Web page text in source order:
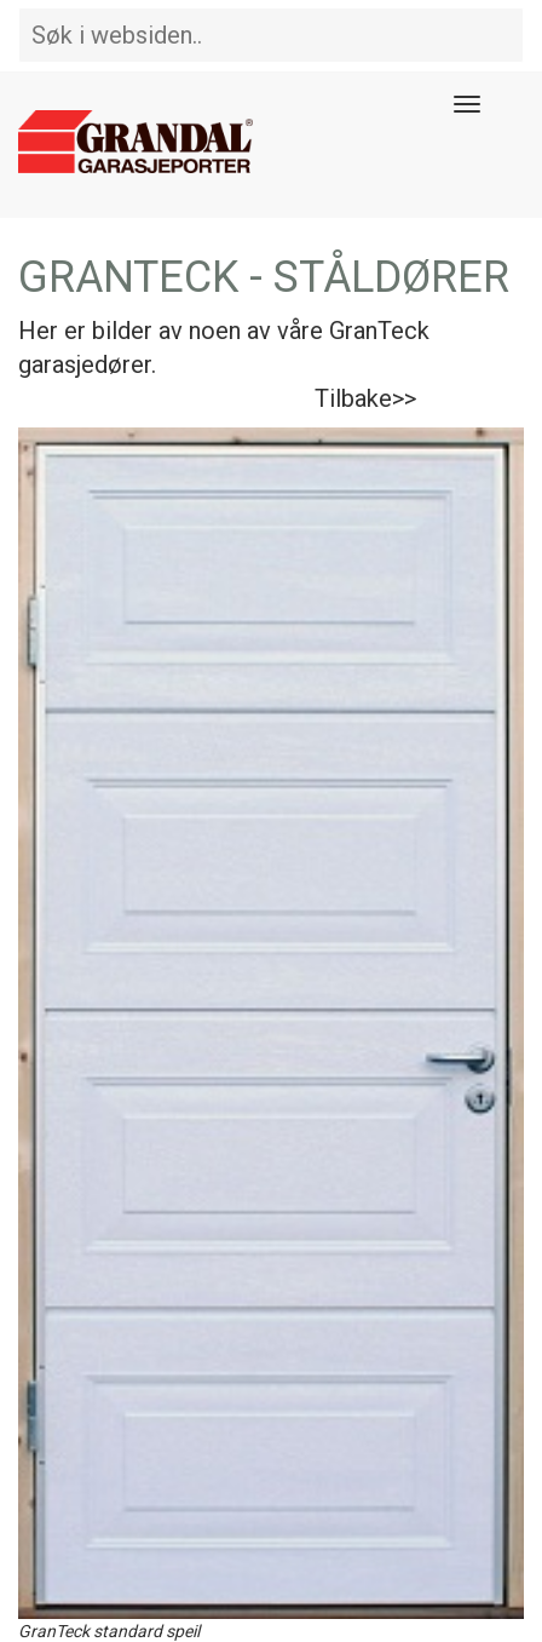
Toggle
GRANTECK - STÅLDØRER
Her er bilder av noen av våre GranTeck
garasjedører.
Tilbake>>
GranTeck standard speil